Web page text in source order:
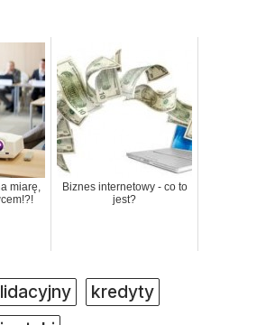
miarę,
Biznes internetowy - co to
jest?
kredyty